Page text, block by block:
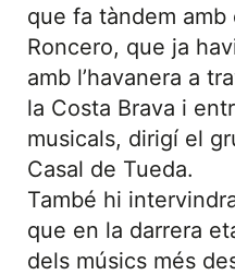
que fa tàndem
Roncero, que ja
amb l’havanera a
la Costa Brava i
musicals, dirigí el
Casal de Tueda.
També hi
que en la darrera
dels músics més